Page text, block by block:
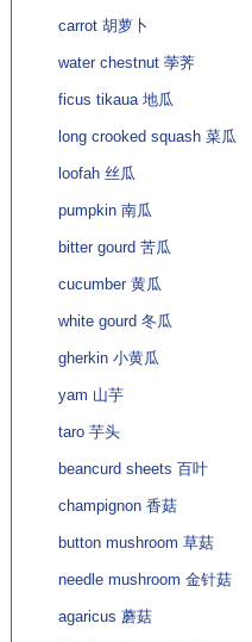
carrot 胡萝卜
water chestnut 荸荠
ficus tikaua 地瓜
long crooked squash 菜瓜
loofah 丝瓜
pumpkin 南瓜
bitter gourd 苦瓜
cucumber 黄瓜
white gourd 冬瓜
gherkin 小黄瓜
yam 山芋
taro 芋头
beancurd sheets 百叶
champignon 香菇
button mushroom 草菇
needle mushroom 金针菇
agaricus 蘑菇